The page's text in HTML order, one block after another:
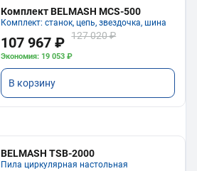
Комплект BELMASH MCS-500
Комплект: станок, цепь, звездочка, шина
107 967 ₽ 127 020 ₽
Экономия: 19 053 ₽
В корзину
BELMASH TSB-2000
Пила циркулярная настольная